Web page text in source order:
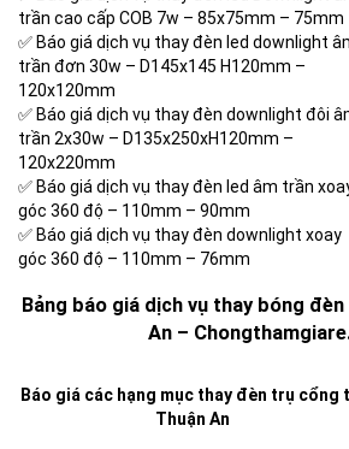
trần cao cấp COB 7w – 85x75mm – 75mm
✅ Báo giá dịch vụ thay đèn led downlight
trần đơn 30w – D145x145 H120mm –
120x120mm
✅ Báo giá dịch vụ thay đèn downlight đôi
trần 2x30w – D135x250xH120mm –
120x220mm
✅ Báo giá dịch vụ thay đèn led âm trần
góc 360 độ – 110mm – 90mm
✅ Báo giá dịch vụ thay đèn downlight xoay
góc 360 độ – 110mm – 76mm
Bảng báo giá dịch vụ thay bóng
An –
Báo giá các hạng mục thay đèn trụ cổng
Thuận An